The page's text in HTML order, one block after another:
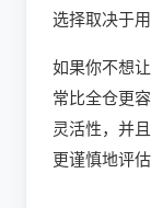
选择取决于
如果你不想
常比全仓更
灵活性，并
更谨慎地评